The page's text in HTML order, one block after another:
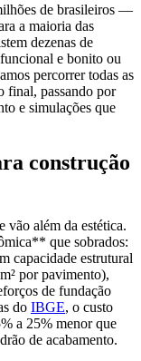
de brasileiros —
a maioria das
dezenas de
e bonito ou
percorrer todas as
final, passando por
e simulações que
construção
vão além da estética.
que sobrados:
capacidade estrutural
por pavimento),
de fundação
do IBGE, o custo
a 25% menor que
de acabamento.